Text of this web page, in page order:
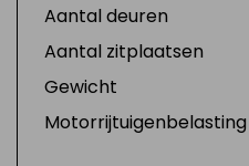
Aantal deuren
Aantal zitplaatsen
Gewicht
Motorrijtuigenbelasting